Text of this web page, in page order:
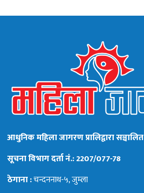
आधुनिक महिला जागरण प्रालिद्वारा सञ्चालित
सूचना विभाग दर्ता नं.: 2207/077-78
ठेगाना :चन्दननाथ-५, जुम्ला